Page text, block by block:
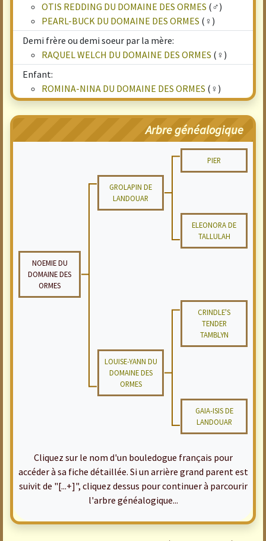
OTIS REDDING DU DOMAINE DES ORMES (♂)
PEARL-BUCK DU DOMAINE DES ORMES (♀)
Demi frère ou demi soeur par la mère:
RAQUEL WELCH DU DOMAINE DES ORMES (♀)
Enfant:
ROMINA-NINA DU DOMAINE DES ORMES (♀)
Arbre généalogique
PIER
GROLAPIN DE
LANDOUAR
ELEONORA DE
TALLULAH
NOEMIE DU
DOMAINE DES
ORMES
CRINDLE'S
TENDER
TAMBLYN
LOUISE-YANN DU
DOMAINE DES
ORMES
GAIA-ISIS DE
LANDOUAR
Cliquez sur le nom d'un bouledogue français pour
accéder à sa fiche détaillée. Si un arrière grand parent est
suivit de "[...+]", cliquez dessus pour continuer à parcourir
l'arbre généalogique...